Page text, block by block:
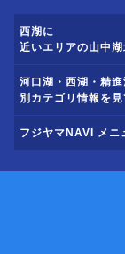
西湖に
近いエリアの山中
河口湖・西湖・精
別カテゴリ情報を見
フジヤマNAVI メニ